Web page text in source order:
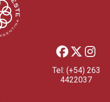
Tel: (+54) 263
4422037